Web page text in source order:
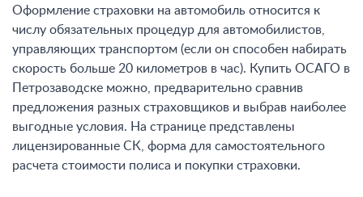
Оформление страховки на автомобиль относится к
числу обязательных процедур для автомобилистов,
управляющих транспортом (если он способен набирать
скорость больше 20 километров в час). Купить ОСАГО в
Петрозаводске можно, предварительно сравнив
предложения разных страховщиков и выбрав наиболее
выгодные условия. На странице представлены
лицензированные СК, форма для самостоятельного
расчета стоимости полиса и покупки страховки.